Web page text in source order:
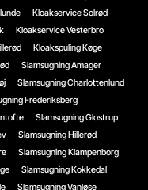
Kloakservice Solrød
Kloakservice Vesterbro
Kloakspuling Køge
Slamsugning Amager
Slamsugning Charlottenlund
Frederiksberg
Slamsugning Glostrup
Slamsugning Hillerød
Slamsugning Klampenborg
Slamsugning Kokkedal
Slamsugning Vanløse